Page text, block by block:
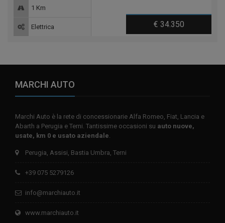
€ 34.350
1 Km
Elettrica
MARCHI AUTO
Marchi Auto è la rete di concessionarie Alfa Romeo, Fiat, Lancia e
Abarth a Perugia e Terni. Tantissime occasioni su auto nuove,
usate, km 0 e usato aziendale.
Perugia, Assisi, Bastia Umbra, Terni
+39 075 5279126
info@marchiauto.it
www.marchiauto.it